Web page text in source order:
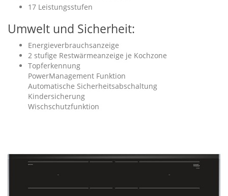
17 Leistungsstufen
Umwelt und Sicherheit:
Energieverbrauchsanzeige
2 stufige Restwärmeanzeige je Kochzone
Topferkennung
PowerManagement Funktion
Automatische Sicherheitsabschaltung
Kindersicherung
Wischschutzfunktion